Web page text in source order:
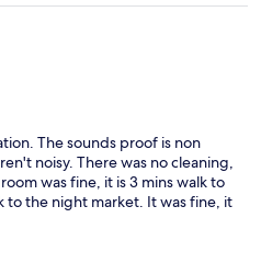
The sounds proof is non
noisy. There was no cleaning,
was fine, it is 3 mins walk to
to the night market. It was fine, it